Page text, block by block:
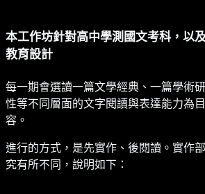
本工作坊針對高中學測國文考科，以
教育設計
每一期會選讀一篇文學經典、一篇學術
性等不同層面的文字閱讀與表達能力為
容。
進行的方式，是先實作、後閱讀。實作
究有所不同，說明如下：